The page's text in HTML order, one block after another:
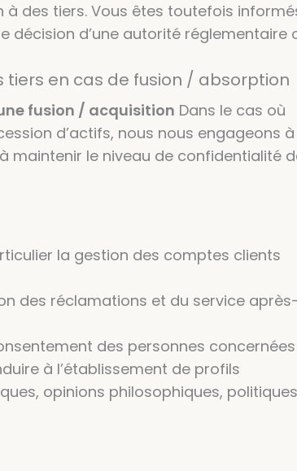
à des tiers. Vous êtes toutefois
décision d’une autorité réglementaire
en cas de fusion / absorption
fusion / acquisition Dans le cas où
d’actifs, nous nous engageons à
maintenir le niveau de confidentialité
la gestion des comptes clients
des réclamations et du service après-
des personnes concernées
à l’établissement de profils
opinions philosophiques,